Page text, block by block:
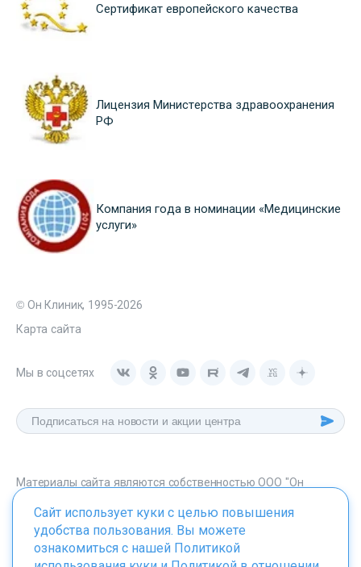
Сертификат европейского качества
Лицензия Министерства здравоохранения
РФ
Компания года в номинации «Медицинские
услуги»
© Он Клиник, 1995-2026
Карта сайта
Мы в соцсетях
Материалы сайта являются собственностью ООО "Он
onclinic.ru запрещено в соответствии со статьей 1259 ГК. РФ.
Сайт использует куки с целью повышения
удобства пользования. Вы можете
ознакомиться с нашей Политикой